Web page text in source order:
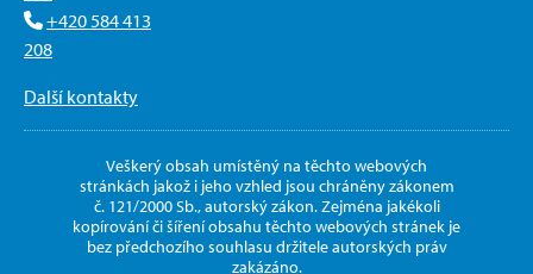
+420 584 413
208
Další kontakty
Veškerý obsah umístěný na těchto webových
stránkách jakož i jeho vzhled jsou chráněny zákonem
č. 121/2000 Sb., autorský zákon. Zejména jakékoli
kopírování či šíření obsahu těchto webových stránek je
bez předchozího souhlasu držitele autorských práv
zakázáno.